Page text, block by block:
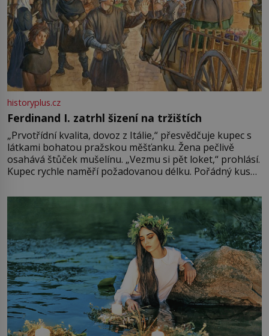
historyplus.cz
Ferdinand I. zatrhl šizení na tržištích
„Prvotřídní kvalita, dovoz z Itálie,“ přesvědčuje kupec s
látkami bohatou pražskou měšťanku. Žena pečlivě
osahává štůček mušelínu. „Vezmu si pět loket,“ prohlásí.
Kupec rychle naměří požadovanou délku. Pořádný kus
milostpaní. Stačí jenom na sukni,“ zhodnotí švadlena
množství růžového mušelínu. „Ošidili vás, podívejte.“
Vezme do ruky dřevěnou